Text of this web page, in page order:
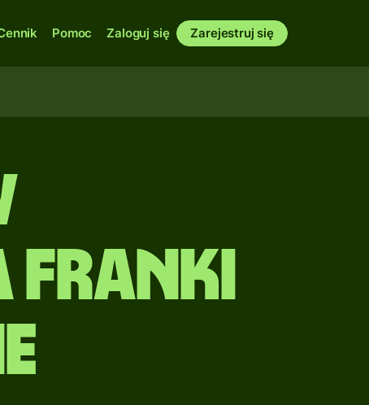
Pomoc Zaloguj się Zarejestruj się